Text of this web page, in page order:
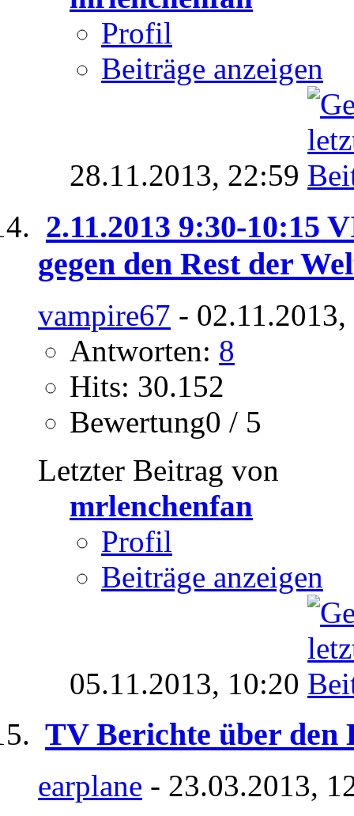
Profil
Beiträge anzeigen
28.11.2013, 22:59
2.11.2013 9:30-10:15
gegen den Rest der
vampire67 -
Antworten: 8
Hits: 30.152
Bewertung0 / 5
Letzter Beitrag von
mrlenchenfan
Profil
Beiträge anzeigen
05.11.2013, 10:20
TV Berichte über den
earplane - 23.03.2013,